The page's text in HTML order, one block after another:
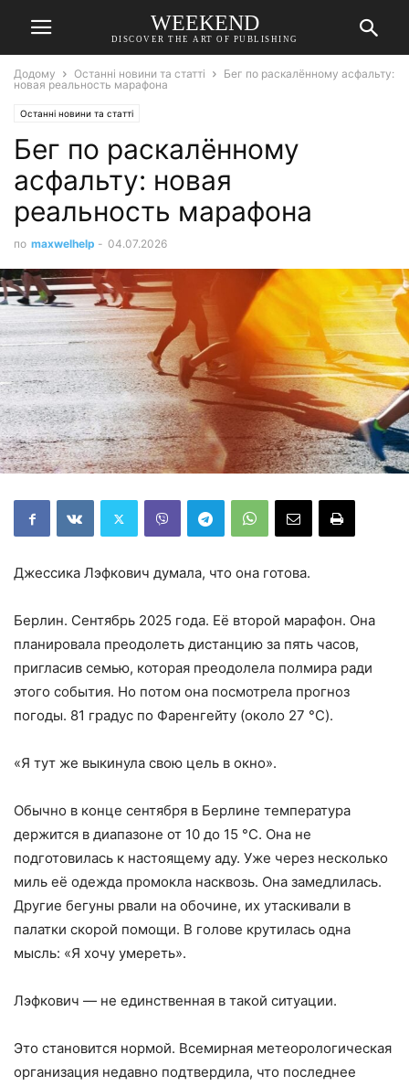
WEEKEND
DISCOVER THE ART OF PUBLISHING
Додому Останні новини та статті
Бег по раскалённому асфальту:
новая реальность марафона
Останні новини та статті
Бег по раскалённому
асфальту: новая
реальность марафона
по maxwelhelp - 04.07.2026
Джессика Лэфкович думала, что она готова.
Берлин. Сентябрь 2025 года. Её второй марафон. Она
планировала преодолеть дистанцию за пять часов,
пригласив семью, которая преодолела полмира ради
этого события. Но потом она посмотрела прогноз
погоды. 81 градус по Фаренгейту (около 27 °C).
«Я тут же выкинула свою цель в окно».
Обычно в конце сентября в Берлине температура
держится в диапазоне от 10 до 15 °C. Она не
подготовилась к настоящему аду. Уже через несколько
миль её одежда промокла насквозь. Она замедлилась.
Другие бегуны рвали на обочине, их утаскивали в
палатки скорой помощи. В голове крутилась одна
мысль: «Я хочу умереть».
Лэфкович — не единственная в такой ситуации.
Это становится нормой. Всемирная метеорологическая
организация недавно подтвердила, что последнее